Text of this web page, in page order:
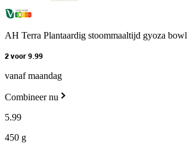
AH Terra Plantaardig stoommaaltijd gyoza bowl
2 voor 9.99
vanaf maandag
Combineer nu
5.99
450 g